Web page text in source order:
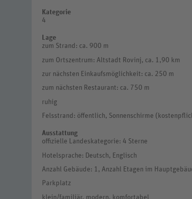
Kategorie
4
Lage
zum Strand: ca. 900 m
zum Ortszentrum: Altstadt Rovinj, ca. 1,90 km
zur nächsten Einkaufsmöglichkeit: ca. 250 m
zum nächsten Restaurant: ca. 750 m
ruhig
Felsstrand: öffentlich, Sonnenschirme
Ausstattung
offizielle Landeskategorie: 4 Sterne
Hotelsprache: Deutsch, Englisch
Anzahl Gebäude: 1, Anzahl Etagen im
Parkplatz
klein/familiär, modern, komfortabel